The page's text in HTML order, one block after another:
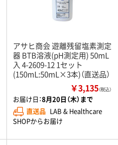
アサヒ商会 遊離残留塩素測定
器 BTB溶液(pH測定用) 50mL
入 4-2609-12 1セット
(150mL:50mL×3本)（直送品）
￥3,135（税込）
お届け日：8月20日（木）まで
直送品 LAB & Healthcare
SHOPからお届け